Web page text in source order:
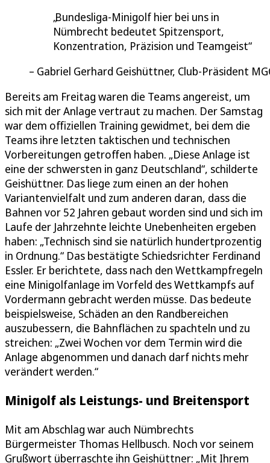
Bundesliga-Minigolf hier bei uns in
Nümbrecht bedeutet Spitzensport,
Konzentration, Präzision und Teamgeist
Gabriel Gerhard Geishüttner, Club-Präsident
Bereits am Freitag waren die Teams angereist, um
sich mit der Anlage vertraut zu machen. Der Samstag
war dem offiziellen Training gewidmet, bei dem die
Teams ihre letzten taktischen und technischen
Vorbereitungen getroffen haben. „Diese Anlage ist
eine der schwersten in ganz Deutschland“, schilderte
Geishüttner. Das liege zum einen an der hohen
Variantenvielfalt und zum anderen daran, dass die
Bahnen vor 52 Jahren gebaut worden sind und sich im
Laufe der Jahrzehnte leichte Unebenheiten ergeben
haben: „Technisch sind sie natürlich hundertprozentig
in Ordnung.“ Das bestätigte Schiedsrichter Ferdinand
Essler. Er berichtete, dass nach den Wettkampfregeln
eine Minigolfanlage im Vorfeld des Wettkampfs auf
Vordermann gebracht werden müsse. Das bedeute
beispielsweise, Schäden an den Randbereichen
auszubessern, die Bahnflächen zu spachteln und zu
streichen: „Zwei Wochen vor dem Termin wird die
Anlage abgenommen und danach darf nichts mehr
verändert werden.“
Minigolf als Leistungs- und Breitensport
Mit am Abschlag war auch Nümbrechts
Bürgermeister Thomas Hellbusch. Noch vor seinem
Grußwort überraschte ihn Geishüttner: „Mit Ihrem